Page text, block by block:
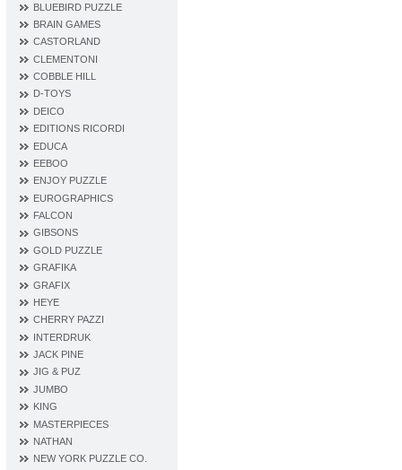
BLUEBIRD PUZZLE
BRAIN GAMES
CASTORLAND
CLEMENTONI
COBBLE HILL
D‐TOYS
DEICO
EDITIONS RICORDI
EDUCA
EEBOO
ENJOY PUZZLE
EUROGRAPHICS
FALCON
GIBSONS
GOLD PUZZLE
GRAFIKA
GRAFIX
HEYE
CHERRY PAZZI
INTERDRUK
JACK PINE
JIG & PUZ
JUMBO
KING
MASTERPIECES
NATHAN
NEW YORK PUZZLE CO.